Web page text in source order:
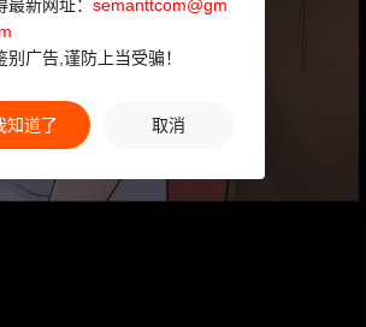
最新网址： semanttcom@gm
别广告,谨防上当受骗！
知道了 取消